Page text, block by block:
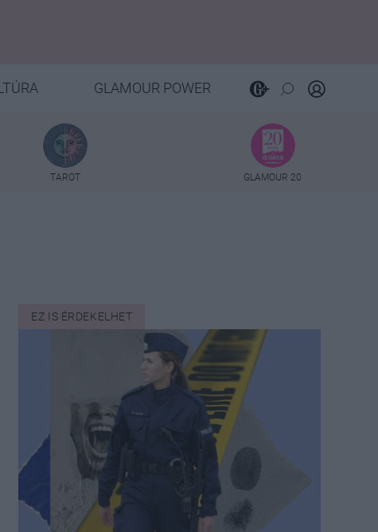
GLAMOUR POWER
TAROT GLAMOUR 20
EZ IS ÉRDEKELHET